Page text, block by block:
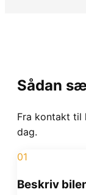
Sådan
Fra kontakt
dag.
01
Beskriv